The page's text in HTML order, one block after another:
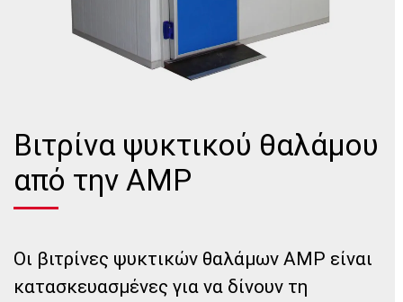
Βιτρίνα ψυκτικού θαλάμου
από την AMP
Οι βιτρίνες ψυκτικών θαλάμων AMP είναι
κατασκευασμένες για να δίνουν τη